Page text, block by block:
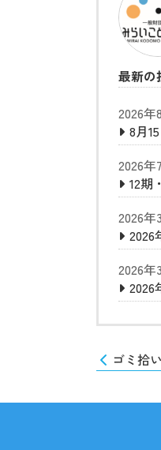
最新の
2026年
8月
2026年
12期
2026年
2026
2026年
2026
ゴミ拾